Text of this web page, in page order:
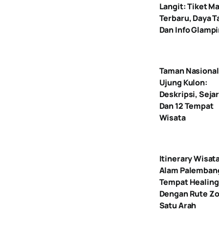
Langit: Tiket
Terbaru, Daya
Dan Info
Taman Nasional
Ujung Kulon:
Deskripsi,
Dan 12 Tempat
Wisata
Itinerary
Alam
Tempat Healing
Dengan Rute
Satu Arah